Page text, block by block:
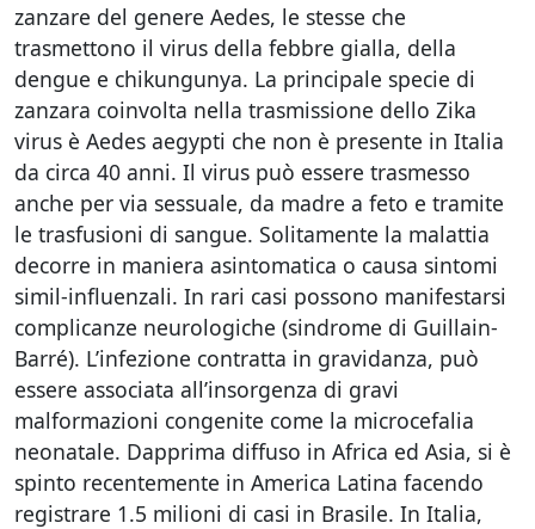
zanzare del genere Aedes, le stesse che
trasmettono il virus della febbre gialla, della
dengue e chikungunya. La principale specie di
zanzara coinvolta nella trasmissione dello Zika
virus è Aedes aegypti che non è presente in Italia
da circa 40 anni. Il virus può essere trasmesso
anche per via sessuale, da madre a feto e tramite
le trasfusioni di sangue. Solitamente la malattia
decorre in maniera asintomatica o causa sintomi
simil-influenzali. In rari casi possono manifestarsi
complicanze neurologiche (sindrome di Guillain-
Barré). L’infezione contratta in gravidanza, può
essere associata all’insorgenza di gravi
malformazioni congenite come la microcefalia
neonatale. Dapprima diffuso in Africa ed Asia, si è
spinto recentemente in America Latina facendo
registrare 1.5 milioni di casi in Brasile. In Italia,